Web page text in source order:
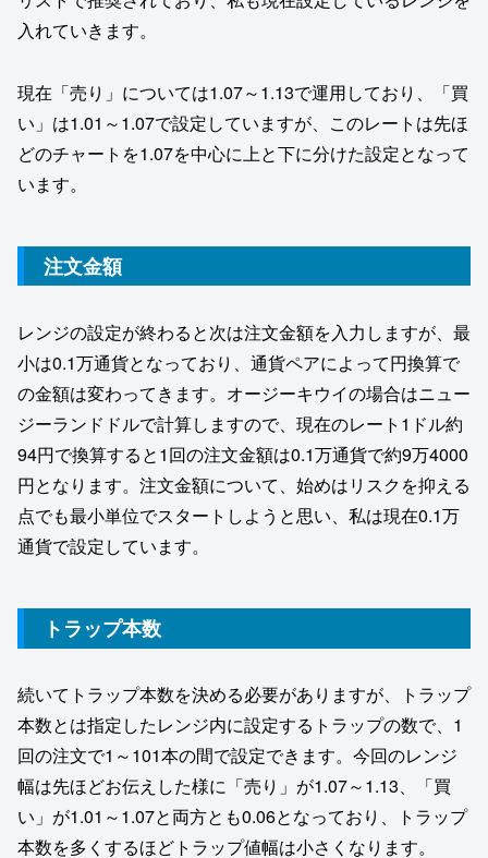
入れていきます。
現在「売り」については1.07～1.13で運用しており、「買
い」は1.01～1.07で設定していますが、このレートは先ほ
どのチャートを1.07を中心に上と下に分けた設定となって
います。
注文金額
レンジの設定が終わると次は注文金額を入力しますが、最
小は0.1万通貨となっており、通貨ペアによって円換算で
の金額は変わってきます。オージーキウイの場合はニュー
ジーランドドルで計算しますので、現在のレート1ドル約
94円で換算すると1回の注文金額は0.1万通貨で約9万4000
円となります。注文金額について、始めはリスクを抑える
点でも最小単位でスタートしようと思い、私は現在0.1万
通貨で設定しています。
トラップ本数
続いてトラップ本数を決める必要がありますが、トラップ
本数とは指定したレンジ内に設定するトラップの数で、1
回の注文で1～101本の間で設定できます。今回のレンジ
幅は先ほどお伝えした様に「売り」が1.07～1.13、「買
い」が1.01～1.07と両方とも0.06となっており、トラップ
本数を多くするほどトラップ値幅は小さくなります。